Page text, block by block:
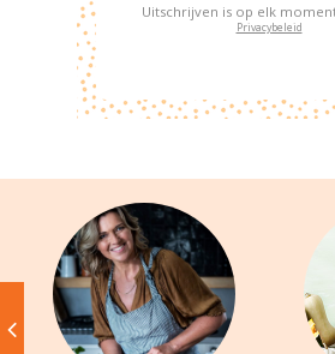
Uitschrijven is op elk
Privacybeleid